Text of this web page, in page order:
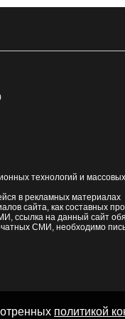
технологий и
в рекламных материалах
сайта, как составных
ссылка на данный сайт
СМИ, необходимо
политикой